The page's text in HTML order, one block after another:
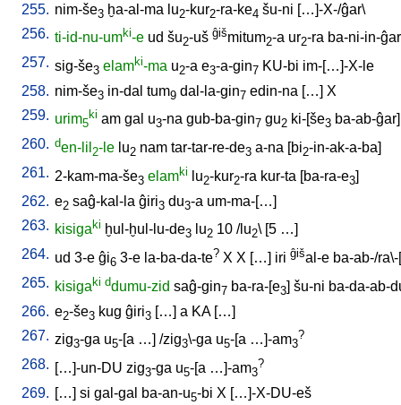
255. nim-še3 ḫa-al-ma lu2-kur2-ra-ke4 šu-ni […]-X-/ĝar\
256. ti-id-nu-umki-e ud šu2-uš ĝišmitum2-a ur2-ra ba-ni-in-ĝar
257. sig-še3 elamki-ma u2-a e3-a-gin7 KU-bi im-[…]-X-le
258. nim-še3 in-dal tum9 dal-la-gin7 edin-na […] X
259. urim5
ki am gal u3-na gub-ba-gin7 gu2 ki-[še3 ba-ab-ĝar]
260. den-lil 2-le lu2 nam tar-tar-re-de3 a-na [bi2-in-ak-a-ba]
261. 2-kam-ma-še3 elamki lu2-kur2-ra kur-ta [ba-ra-e3]
262. e2 saĝ-kal-la ĝiri3 du3-a um-ma-[…]
263. kisigaki ḫul-ḫul-lu-de3 lu2 10 /lu2\ [5 …]
264. ud 3-e ĝi6 3-e la-ba-da-te? X X […] iri ĝišal-e ba-ab-/
265. kisigaki ddumu-zid saĝ-gin7 ba-ra-[e3] šu-ni ba-da-ab-
266. e2-še3 kug ĝiri3 […] a KA[…]
267. zig3-ga u5-[a …] /zig3\-ga u5-[a …]-am3
?
268. […]-un-DU zig3-ga u5-[a …]-am3
?
269. […] si gal-gal ba-an-u5-bi X […]-X-DU-eš